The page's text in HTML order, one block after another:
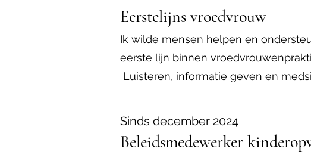
Eerstelijns vroedvrouw
Ik wilde mensen helpen en
eerste lijn binnen
Luisteren, informatie geven en
Sinds december 2024
Beleidsmedewerker